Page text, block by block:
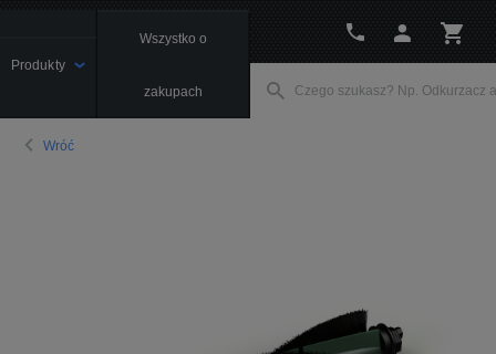
Produkty
Wszystko o
zakupach
Wróć